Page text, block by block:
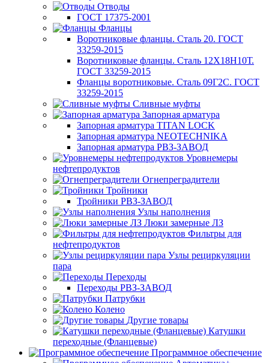
Отводы
ГОСТ 17375-2001
Фланцы
Воротниковые фланцы. Сталь 20. ГОСТ
33259-2015
Воротниковые фланцы. Сталь 12Х18Н10Т.
ГОСТ 33259-2015
Фланцы воротниковые. Сталь 09Г2С. ГОСТ
33259-2015
Сливные муфты
Запорная арматура
Запорная арматура TITAN LOCK
Запорная арматура NEOTECHNIKA
Запорная арматура РВЗ-ЗАВОД
Уровнемеры
нефтепродуктов
Огнепреградители
Тройники
Тройники РВЗ-ЗАВОД
Узлы наполнения
Люки замерные ЛЗ
Фильтры для
нефтепродуктов
Узлы рециркуляции
пара
Переходы
Переходы РВЗ-ЗАВОД
Патрубки
Колено
Другие товары
Катушки
переходные (Фланцевые)
Программное обеспечение